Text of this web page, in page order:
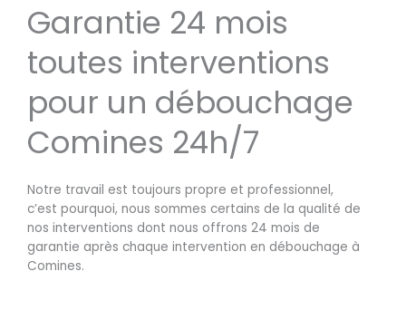
Garantie 24 mois
toutes interventions
pour un débouchage
Comines 24h/7
Notre travail est toujours propre et professionnel,
c’est pourquoi, nous sommes certains de la qualité de
nos interventions dont nous offrons 24 mois de
garantie après chaque intervention en débouchage à
Comines.